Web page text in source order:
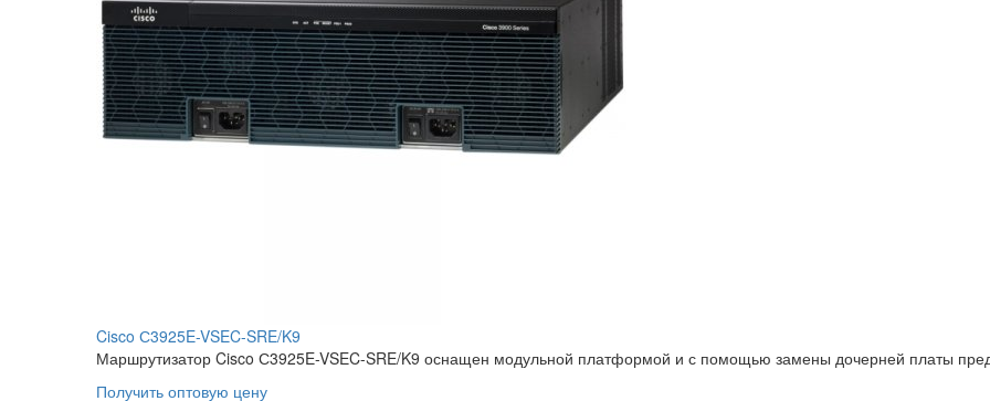
Cisco С3925E-VSEC-SRE/K9
Маршрутизатор Cisco С3925E-VSEC-SRE/K9 оснащен модульной платформой и с помощью замены дочерней платы
Получить оптовую цену